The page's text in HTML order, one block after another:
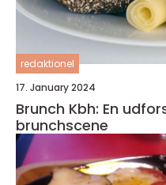
redaktionel
17. January 2024
Brunch Kbh: En
brunchscene